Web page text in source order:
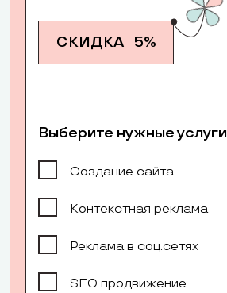
СКИДКА 5%
Выберите нужные услуги
Создание сайта
Контекстная реклама
Реклама в соц.сетях
SEO продвижение